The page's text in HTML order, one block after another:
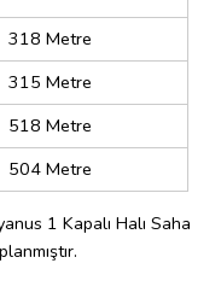
318 Metre
315 Metre
518 Metre
504 Metre
1 Kapalı Halı Saha